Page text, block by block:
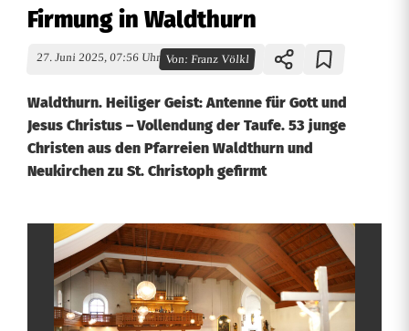
Firmung in Waldthurn
27. Juni 2025, 07:56 Uhr Von:Franz Völkl
Waldthurn. Heiliger Geist: Antenne für Gott und
Jesus Christus – Vollendung der Taufe. 53 junge
Christen aus den Pfarreien Waldthurn und
Neukirchen zu St. Christoph gefirmt